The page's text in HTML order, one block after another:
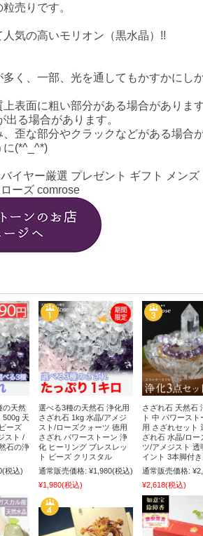
売りです。
気の高いモリオン（黒水晶）!!
く、一部、光を通してもかすかにし
表面に粗い部分がある場合があります
る場合があります。
歪な部分やクラックなどがある場合が
に(*^_^*)
イヤー厳選 プレゼント ギフト メン
ーズ comrose
の天然
500g 天
ーズ
スト /
石の浄
(税込)
選べる3種の天然石 浄化用
さざれ石 1kg 水晶/アメジ
スト/ローズクォーツ 徳用
さざれ パワーストーン 浄
化 ヒーリング ブレスレッ
ト ビーズ クリスタル
通常販売価格: ¥1,980(税込)
¥1,980(税込)
さざれ石 天然石
ト 中 パワースト
用 さざれセット
ざれ石 水晶/ロー
ツ/アメジスト 透
イント 3本脚付き
通常販売価格:
¥2,618(税込)